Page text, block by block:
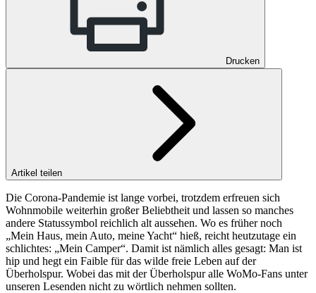
Drucken
Artikel teilen
Die Corona-Pandemie ist lange vorbei, trotzdem erfreuen sich
Wohnmobile weiterhin großer Beliebtheit und lassen so manches
andere Statussymbol reichlich alt aussehen. Wo es früher noch
„Mein Haus, mein Auto, meine Yacht“ hieß, reicht heutzutage ein
schlichtes: „Mein Camper“. Damit ist nämlich alles gesagt: Man ist
hip und hegt ein Faible für das wilde freie Leben auf der
Überholspur. Wobei das mit der Überholspur alle WoMo-Fans unter
unseren Lesenden nicht zu wörtlich nehmen sollten.